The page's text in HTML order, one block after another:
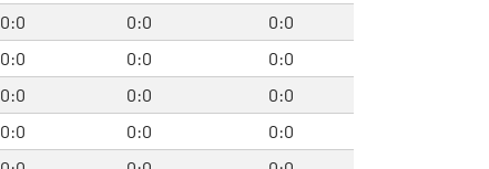
0:0 0:0
0:0
0:0 0:0
0:0
0:0 0:0
0:0
0:0 0:0
0:0